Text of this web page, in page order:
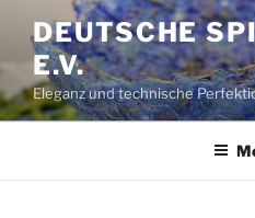
Inhalt
springen
DEUTSCHE
E.V.
Eleganz und technische